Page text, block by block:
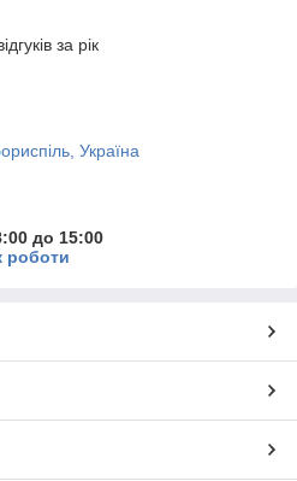
за рік
Україна
до 15:00
роботи